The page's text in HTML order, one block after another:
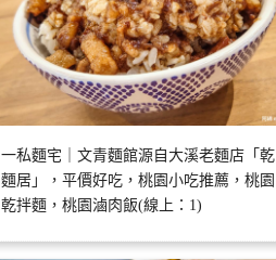
一私麵宅｜文青麵館源自大溪老麵店「乾
麵居」，平價好吃，桃園小吃推薦，桃園
乾拌麵，桃園滷肉飯(線上：1)